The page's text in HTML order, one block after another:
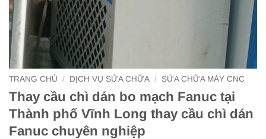
TRANG CHỦ / DỊCH VỤ SỬA CHỮA / SỬA CHỮA MÁY CNC
Thay cầu chì dán bo mạch Fanuc tại
Thành phố Vĩnh Long thay cầu chì dán
Fanuc chuyên nghiệp